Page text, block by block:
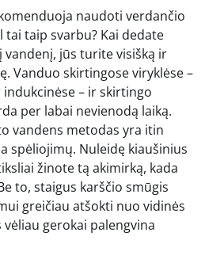
naudoti verdančio
taip svarbu? Kai dedate
jūs turite visišką ir
Vanduo skirtingose viryklėse –
– ir skirtingo
per labai nevienodą laiką.
vandens metodas yra itin
spėliojimų. Nuleidę kiaušinius
žinote tą akimirką, kada
to, staigus karščio smūgis
greičiau atšokti nuo vidinės
gerokai palengvina